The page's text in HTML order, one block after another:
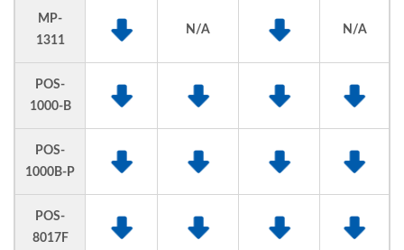
MP-
1311
N/A N/A
POS-
1000-B
POS-
1000B-P
POS-
8017F